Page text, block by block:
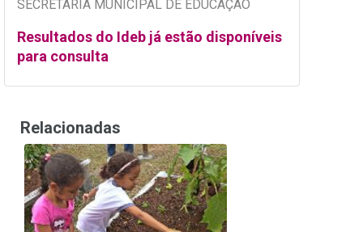
SECRETARIA MUNICIPAL DE EDUCAÇÃO
Resultados do Ideb já estão disponíveis
para consulta
Relacionadas